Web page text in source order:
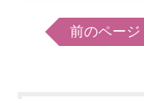
前のページ